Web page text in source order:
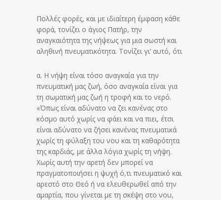
Πολλές φορές, και με ιδιαίτερη έμφαση κάθε
φορά, τονίζει ο άγιος Πατήρ, την
αναγκαιότητα της νήψεως για μια σωστή και
αληθινή πνευματικότητα. Τονίζει γι’ αυτό, ότι
α. Η νήψη είναι τόσο αναγκαία για την
πνευματική μας ζωή, όσο αναγκαία είναι για
τη σωματική μας ζωή η τροφή και το νερό.
«Όπως είναι αδύνατο να ζει κανένας στο
κόσμο αυτό χωρίς να φάει και να πιει, έτσι
είναι αδύνατο να ζήσει κανένας πνευματικά
χωρίς τη φύλαξη του νου και τη καθαρότητα
της καρδιάς, με άλλα λόγια χωρίς τη νήψη.
Χωρίς αυτή την αρετή δεν μπορεί να
πραγματοποιήσει η ψυχή ό,τι πνευματικό και
αρεστό στο Θεό ή να ελευθερωθεί από την
αμαρτία, που γίνεται με τη σκέψη στο νου,